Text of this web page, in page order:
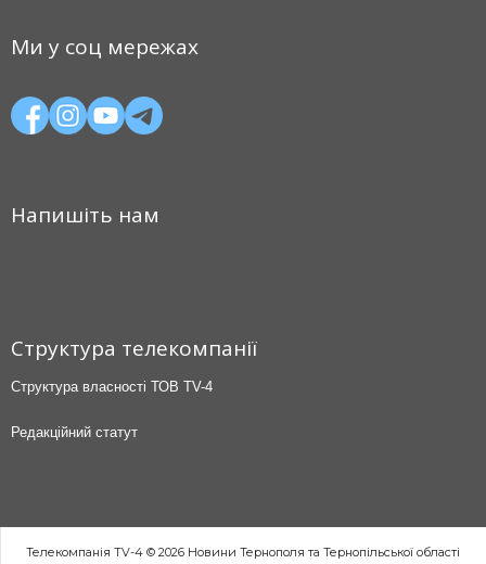
Ми у соц мережах
Напишіть нам
Структура телекомпанії
Структура власності ТОВ TV-4
Редакційний статут
Телекомпанія TV-4 © 2026 Новини Тернополя та Тернопільської області